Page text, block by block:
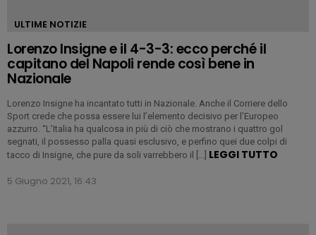
ULTIME NOTIZIE
Lorenzo Insigne e il 4-3-3: ecco perché il
capitano del Napoli rende così bene in
Nazionale
Lorenzo Insigne ha incantato tutti in Nazionale. Anche il Corriere dello
Sport crede che possa essere lui l’elemento decisivo per l’Europeo
azzurro. “L’Italia ha qualcosa in più di ciò che mostrano i quattro gol
segnati, il possesso palla quasi esclusivo, e perfino quei due colpi di
tacco di Insigne, che pure da soli varrebbero il […] LEGGI TUTTO
5 Giugno 2021, 16:43